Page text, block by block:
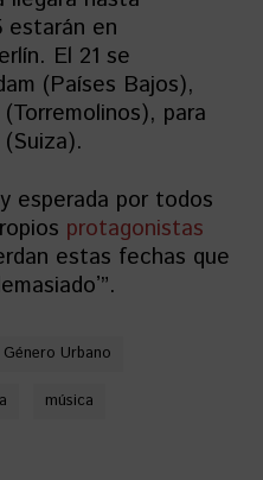
estarán en
El 21 se
(Países Bajos),
para
esperada por todos
protagonistas
estas fechas que
Género Urbano
música